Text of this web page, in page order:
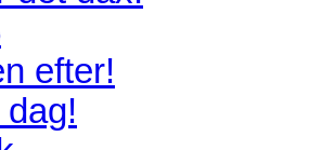
efter!
dag!